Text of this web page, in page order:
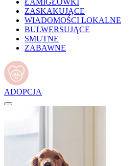
ŁAMIGŁÓWKI
ZASKAKUJĄCE
WIADOMOŚCI LOKALNE
BULWERSUJĄCE
SMUTNE
ZABAWNE
ADOPCJA